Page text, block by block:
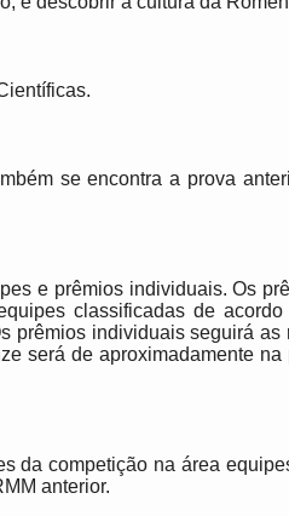
se encontra a prova
e prêmios individuais. Os
classificadas de
prêmios individuais seguirá as
será de aproximadamente na
da competição na área
anterior.